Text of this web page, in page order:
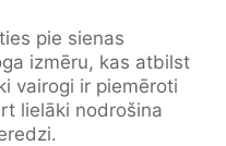
pie sienas
izmēru, kas atbilst
vairogi ir piemēroti
lielāki nodrošina